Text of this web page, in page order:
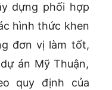
dựng phối hợp
hình thức khen
đơn vị làm tốt,
án Mỹ Thuận,
quy định của